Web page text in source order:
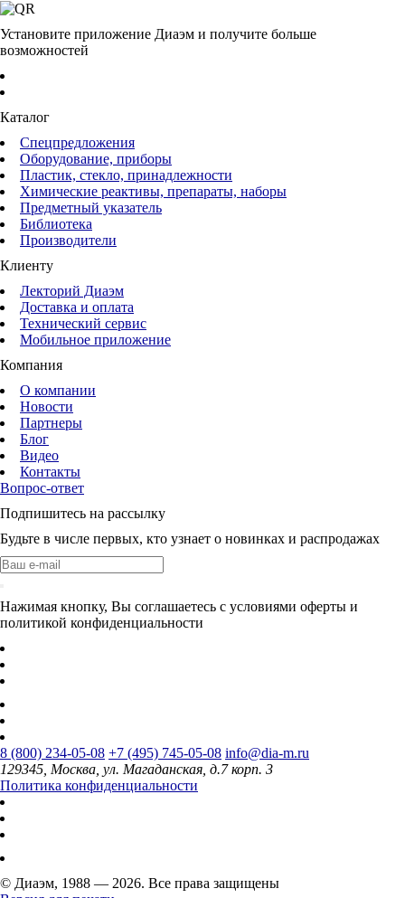
Установите приложение Диаэм и получите больше
возможностей
Каталог
Спецпредложения
Оборудование, приборы
Пластик, стекло, принадлежности
Химические реактивы, препараты, наборы
Предметный указатель
Библиотека
Производители
Клиенту
Лекторий Диаэм
Доставка и оплата
Технический сервис
Мобильное приложение
Компания
О компании
Новости
Партнеры
Блог
Видео
Контакты
Вопрос-ответ
Подпишитесь на рассылку
Будьте в числе первых, кто узнает о новинках и распродажах
Нажимая кнопку, Вы соглашаетесь с условиями оферты и
политикой конфиденциальности
8 (800) 234-05-08 +7 (495) 745-05-08 info@dia-m.ru
129345, Москва, ул. Магаданская, д.7 корп. 3
Политика конфиденциальности
© Диаэм, 1988 — 2026. Все права защищены